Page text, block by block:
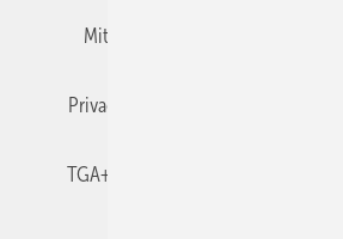
Mitgliedschaften und Engagement
Privacy Manager
TGA+E-WissensCheck